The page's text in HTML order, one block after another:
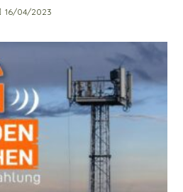
16/04/2023